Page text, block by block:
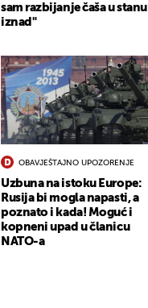
sam razbijanje čaša u stanu
iznad"
OBAVJEŠTAJNO UPOZORENJE
Uzbuna na istoku Europe:
Rusija bi mogla napasti, a
poznato i kada! Moguć i
kopneni upad u članicu
NATO-a